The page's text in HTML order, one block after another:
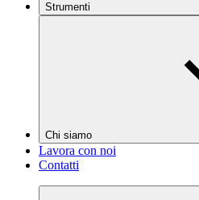
Strumenti
Chi siamo
Lavora con noi
Contatti